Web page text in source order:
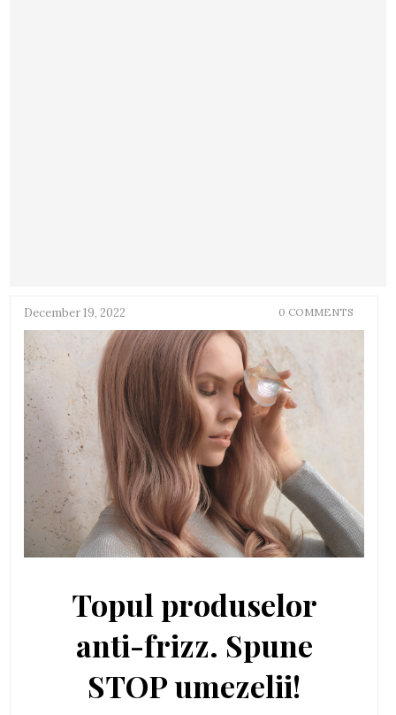
December 19, 2022 0 COMMENTS
Topul produselor
anti-frizz. Spune
STOP umezelii!